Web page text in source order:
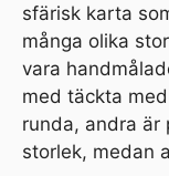
sfärisk karta
många olika
vara
med täckta
runda, andra är
storlek, medan